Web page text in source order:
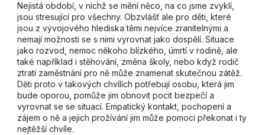
Nejistá období, v nichž se mění něco, na co jsme zvyklí,
jsou stresující pro všechny. Obzvlášť ale pro děti, které
jsou z vývojového hlediska těmi nejvíce zranitelnými a
nemají možnosti se s nimi vyrovnat jako dospělí. Situace
jako rozvod, nemoc někoho blízkého, úmrtí v rodině, ale
také například i stěhování, změna školy, nebo když rodič
ztratí zaměstnání pro ně může znamenat skutečnou zátěž.
Děti proto v takových chvílích potřebují osobu, která jim
bude oporou, pomůže jim obnovit pocit bezpečí a
vyrovnat se se situací. Empatický kontakt, pochopení a
zájem o ně a jejich prožívání jim může pomoci překonat i ty
nejtěžší chvíle.